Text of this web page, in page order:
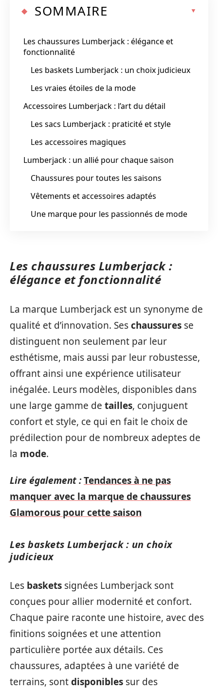
SOMMAIRE
Les chaussures Lumberjack : élégance et
fonctionnalité
Les baskets Lumberjack : un choix judicieux
Les vraies étoiles de la mode
Accessoires Lumberjack : l’art du détail
Les sacs Lumberjack : praticité et style
Les accessoires magiques
Lumberjack : un allié pour chaque saison
Chaussures pour toutes les saisons
Vêtements et accessoires adaptés
Une marque pour les passionnés de mode
Les chaussures Lumberjack :
élégance et fonctionnalité
La marque Lumberjack est un synonyme de
qualité et d’innovation. Seschaussures se
distinguent non seulement par leur
esthétisme, mais aussi par leur robustesse,
offrant ainsi une expérience utilisateur
inégalée. Leurs modèles, disponibles dans
une large gamme de tailles, conjuguent
confort et style, ce qui en fait le choix de
prédilection pour de nombreux adeptes de
la mode.
Lire également :Tendances à ne pas
manquer avec la marque de chaussures
Glamorous pour cette saison
Les baskets Lumberjack : un choix
judicieux
Les baskets signées Lumberjack sont
conçues pour allier modernité et confort.
Chaque paire raconte une histoire, avec des
finitions soignées et une attention
particulière portée aux détails. Ces
chaussures, adaptées à une variété de
terrains, sontdisponibles sur des